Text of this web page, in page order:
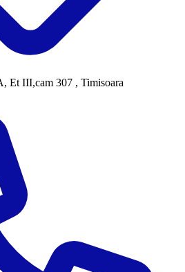
Et III,cam 307 , Timisoara